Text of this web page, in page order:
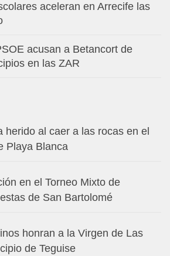
aceleran en Arrecife las
acusan a Betancort de
en las ZAR
herido al caer a las rocas en el
Playa Blanca
en el Torneo Mixto de
de San Bartolomé
honran a la Virgen de Las
de Teguise